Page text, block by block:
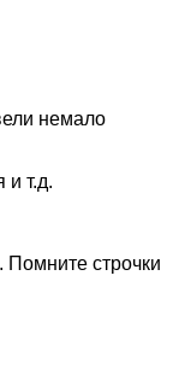
немало
т.д.
строчки